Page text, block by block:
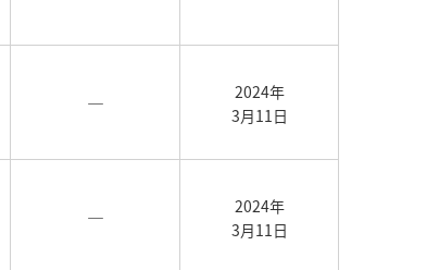
―
2024年
3月11日
―
2024年
3月11日